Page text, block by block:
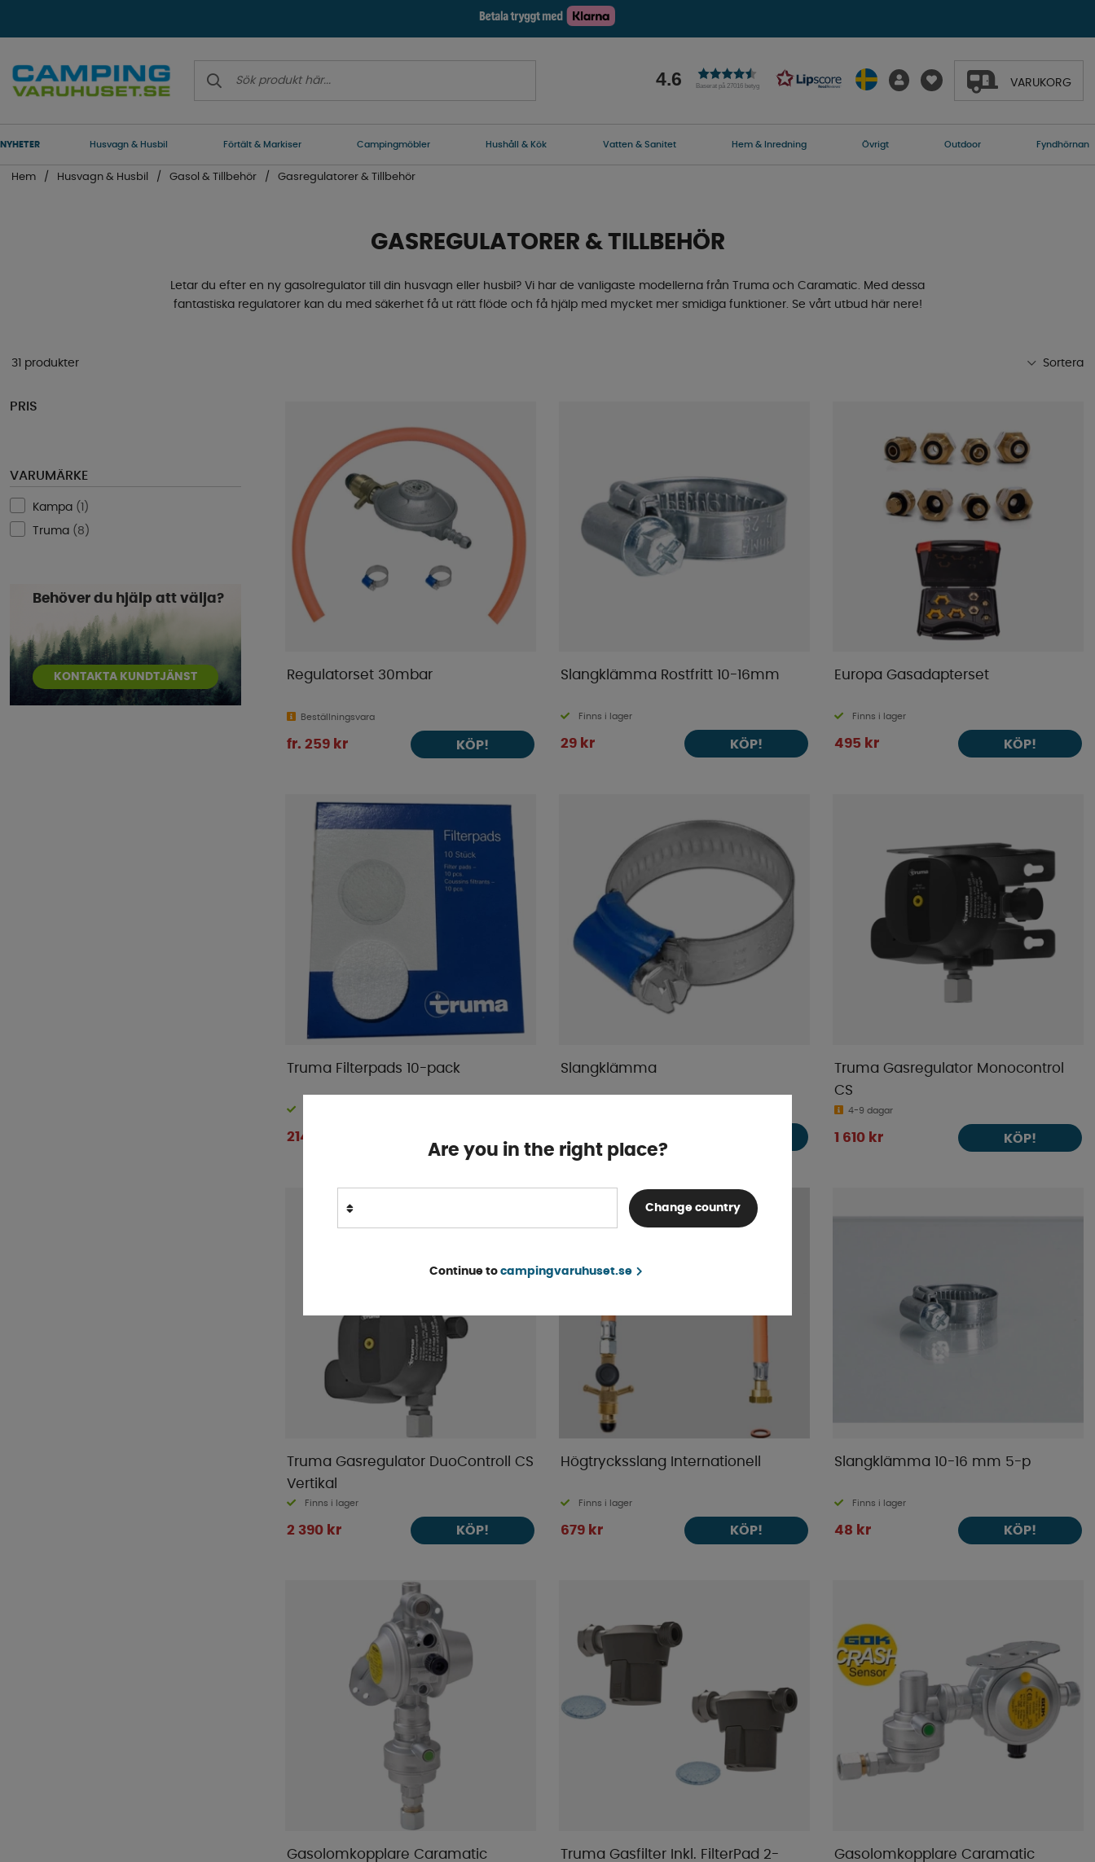
4.6 Baserat på 27016 betyg VARUKORG
NYHETER Husvagn & Husbil Förtält & Markiser Campingmöbler Hushåll & Kök Vatten & Sanitet Hem & Inredning Övrigt Outdoor Fyndhörnan
Hem Husvagn & Husbil Gasol & Tillbehör Gasregulatorer & Tillbehör
GASREGULATORER & TILLBEHÖR
Letar du efter en ny gasolregulator till din husvagn eller husbil? Vi har de vanligaste modellerna från Truma och Caramatic. Med dessa
fantastiska regulatorer kan du med säkerhet få ut rätt flöde och få hjälp med mycket mer smidiga funktioner. Se vårt utbud här nere!
Sortera
Namn A-Ö
Namn Ö-A
Lägsta pris
Högsta pris
Varumärke
Publiceringsdatum
31 produkter
PRIS
VARUMÄRKE
Kampa ( )
Truma ( 8 )
Behöver du hjälp att välja?
KONTAKTA KUNDTJÄNST Regulatorset 30mbar
Beställningsvara
fr. 259 kr KÖP!
Slangklämma Rostfritt 10-16mm
Finns i lager
29 kr KÖP!
Europa Gasadapterset
Finns i lager
495 kr KÖP!
Truma Filterpads 10-pack
214 kr
Slangklämma
Truma Gasregulator Monocontrol
CS
4-9 dagar
1 610 kr KÖP!
Truma Gasregulator DuoControll CS
Vertikal
Finns i lager
2 390 kr KÖP!
Högtrycksslang Internationell
Finns i lager
679 kr KÖP!
Slangklämma 10-16 mm 5-p
Finns i lager
48 kr KÖP!
Gasolomkopplare Caramatic
Truma Gasfilter Inkl. FilterPad 2-
Gasolomkopplare Caramatic
Are you in the right place?
Change country
Continue to campingvaruhuset.se